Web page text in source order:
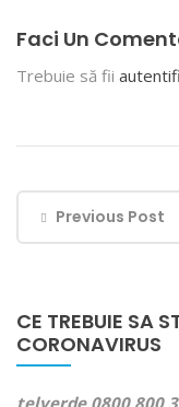
Faci Un
Trebuie să fii
Previous Post
CE TREBUIE SA
CORONAVIRUS